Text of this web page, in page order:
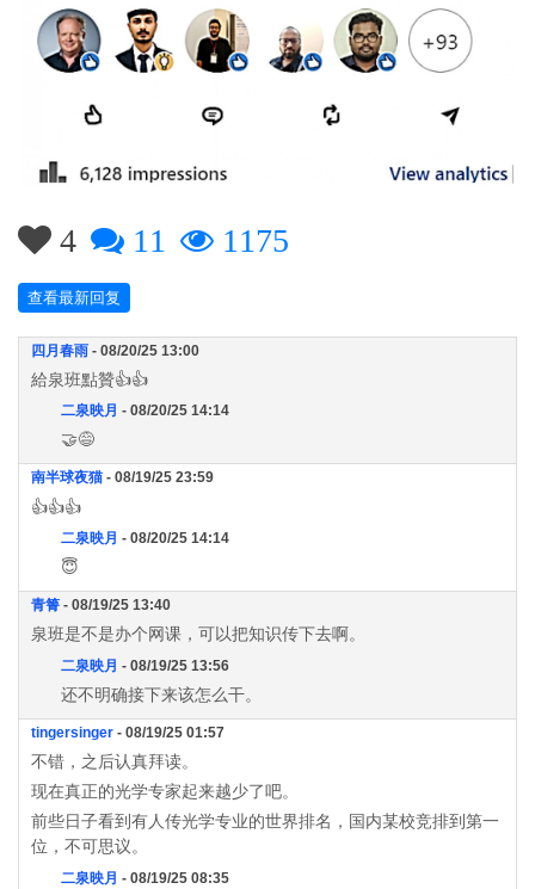
4 11 1175
查看最新回复
四月春雨 - 08/20/25 13:00
給泉班點贊👍👍
二泉映月 - 08/20/25 14:14
🤝😅
南半球夜猫 - 08/19/25 23:59
👍👍👍
二泉映月 - 08/20/25 14:14
😇
青箐 - 08/19/25 13:40
泉班是不是办个网课，可以把知识传下去啊。
二泉映月 - 08/19/25 13:56
还不明确接下来该怎么干。
tingersinger - 08/19/25 01:57
不错，之后认真拜读。
现在真正的光学专家起来越少了吧。
前些日子看到有人传光学专业的世界排名，国内某校竞排到第一
位，不可思议。
二泉映月 - 08/19/25 08:35